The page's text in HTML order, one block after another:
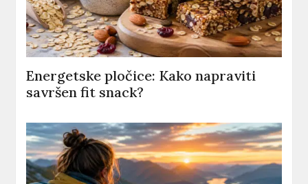
Energetske pločice: Kako napraviti
savršen fit snack?